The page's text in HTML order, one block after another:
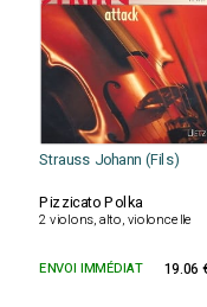
Strauss Johann (Fils)
Pizzicato Polka
2 violons, alto, violoncelle
ENVOI IMMÉDIAT
19.06